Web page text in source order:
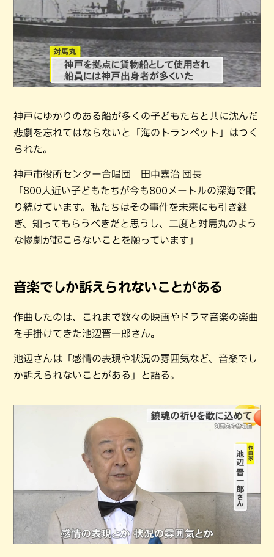
神戸にゆかりのある船が多くの子どもたちと共に沈んだ
悲劇を忘れてはならないと「海のトランペット」はつく
られた。
神戸市役所センター合唱団 田中嘉治 団長
「800人近い子どもたちが今も800メートルの深海で眠
り続けています。私たちはその事件を未来にも引き継
ぎ、知ってもらうべきだと思うし、二度と対馬丸のよう
な惨劇が起こらないことを願っています」
音楽でしか訴えられないことがある
作曲したのは、これまで数々の映画やドラマ音楽の楽曲
を手掛けてきた池辺晋一郎さん。
池辺さんは「感情の表現や状況の雰囲気など、音楽でし
か訴えられないことがある」と語る。